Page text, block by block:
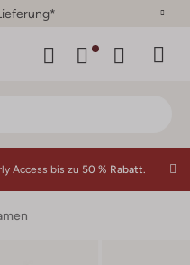
Access bis zu 50 % Rabatt.